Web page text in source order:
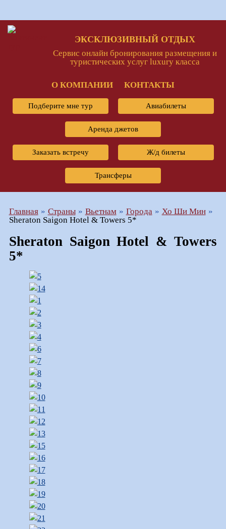
ЭКСКЛЮЗИВНЫЙ ОТДЫХ
Сервис онлайн бронирования размещения и
туристических услуг luxury класса
О КОМПАНИИ КОНТАКТЫ
Подберите мне тур Авиабилеты
Аренда джетов
Заказать встречу Ж/д билеты
Трансферы
Главная Страны Вьетнам Города
Хо Ши Мин
Sheraton Saigon Hotel & Towers 5*
Sheraton Saigon Hotel & Towers
5*